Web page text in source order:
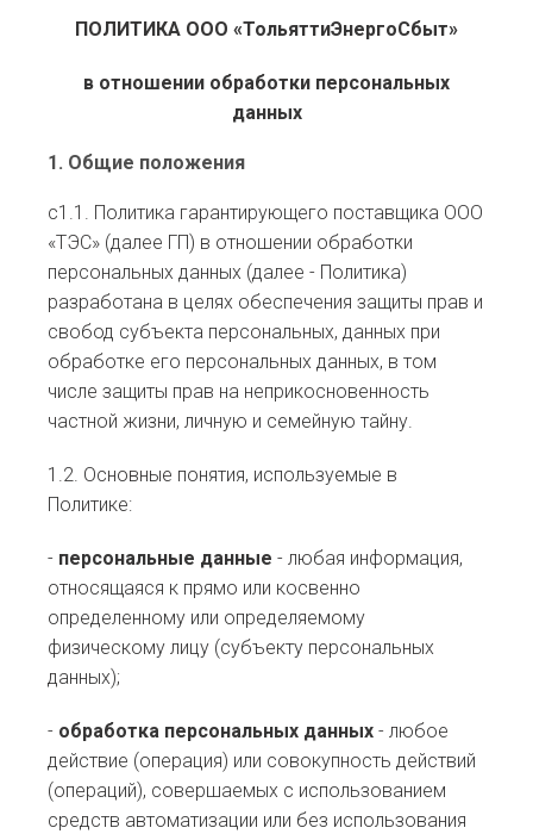
НОРМАТИВНЫЕ ДОКУМЕНТЫ
ПОЛИТИКА ООО «ТольяттиЭнергоСбыт»
в отношении обработки персональных
данных
1. Общие положения
c1.1. Политика гарантирующего поставщика ООО
«ТЭС» (далее ГП) в отношении обработки
персональных данных (далее - Политика)
разработана в целях обеспечения защиты прав и
свобод субъекта персональных, данных при
обработке его персональных данных, в том
числе защиты прав на неприкосновенность
частной жизни, личную и семейную тайну.
1.2. Основные понятия, используемые в
Политике:
- персональные данные - любая информация,
относящаяся к прямо или косвенно
определенному или определяемому
физическому лицу (субъекту персональных
данных);
- обработка персональных данных - любое
действие (операция) или совокупность действий
(операций), совершаемых с использованием
средств автоматизации или без использования